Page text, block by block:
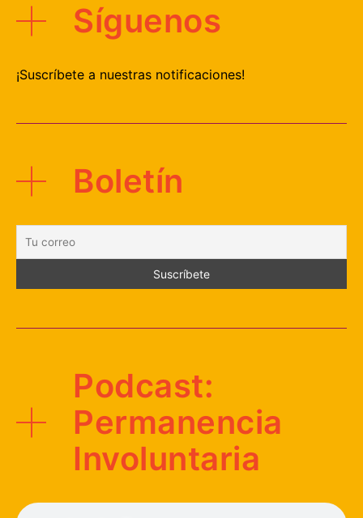
Síguenos
¡Suscríbete a nuestras notificaciones!
Boletín
Podcast:
Permanencia
Involuntaria